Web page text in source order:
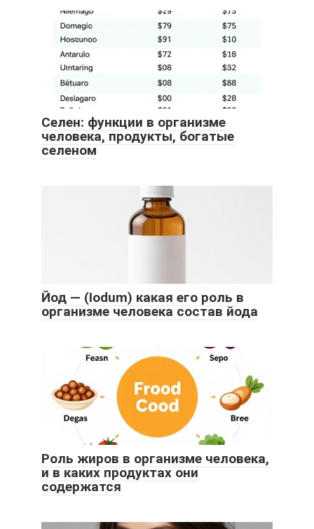
Селен: функции в организме
человека, продукты, богатые
селеном
Йод — (Iodum) какая его роль в
организме человека состав йода
Роль жиров в организме человека,
и в каких продуктах они
содержатся